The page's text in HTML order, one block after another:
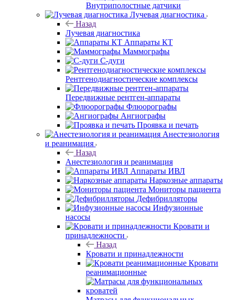
Внутриполостные датчики
Лучевая диагностика
Назад
Лучевая диагностика
Аппараты КТ
Маммографы
С-дуги
Рентгенодиагностические комплексы
Передвижные рентген-аппараты
Флюорографы
Ангиографы
Проявка и печать
Анестезиология
и реанимация
Назад
Анестезиология и реанимация
Аппараты ИВЛ
Наркозные аппараты
Мониторы пациента
Дефибрилляторы
Инфузионные
насосы
Кровати и
принадлежности
Назад
Кровати и принадлежности
Кровати
реанимационные